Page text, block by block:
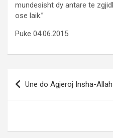
mundesisht dy antare te
ose laik.”
Puke 04.06.2015
Post
navigation
Une do Agjeroj Insha-